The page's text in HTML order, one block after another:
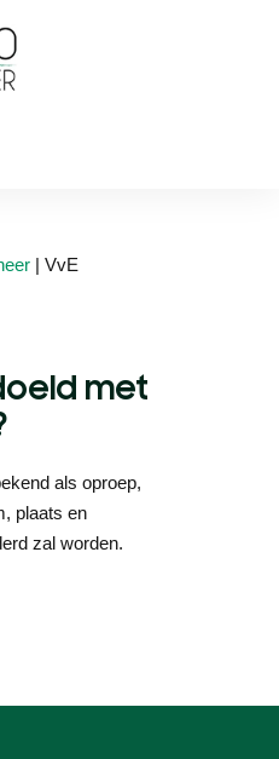
| VvE
met
als oproep,
plaats en
zal worden.